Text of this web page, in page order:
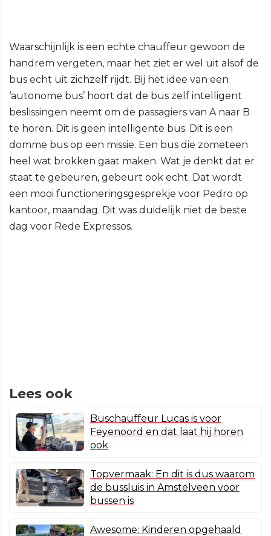
Waarschijnlijk is een echte chauffeur gewoon de
handrem vergeten, maar het ziet er wel uit alsof de
bus echt uit zichzelf rijdt. Bij het idee van een
‘autonome bus’ hoort dat de bus zelf intelligent
beslissingen neemt om de passagiers van A naar B
te horen. Dit is geen intelligente bus. Dit is een
domme bus op een missie. Een bus die zometeen
heel wat brokken gaat maken. Wat je denkt dat er
staat te gebeuren, gebeurt ook echt. Dat wordt
een mooi functioneringsgesprekje voor Pedro op
kantoor, maandag. Dit was duidelijk niet de beste
dag voor Rede Expressos.
Lees ook
Buschauffeur Lucas is voor
Feyenoord en dat laat hij horen
ook
Topvermaak: En dit is dus waarom
de bussluis in Amstelveen voor
bussen is
Awesome: Kinderen opgehaald